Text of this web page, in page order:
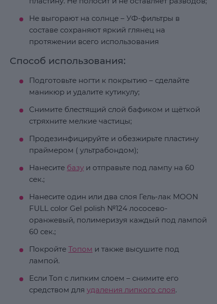
Не выгорают на солнце – УФ-фильтры в
составе сохраняют яркий глянец на
протяжении всего использования
Способ использования:
Подготовьте ногти к покрытию – сделайте
маникюр и удалите кутикулу;
Снимите блестящий слой бафиком и щёткой
стряхните мелкие частицы;
Продезинфицируйте и обезжирьте пластину
праймером ( ультрабондом);
Нанесите базу и отправьте под лампу на 60
сек.;
Нанесите один или два слоя Гель-лак MOON
FULL color Gel polish №124 лососево-
оранжевый, полимеризуя каждый под лампой
60 сек.;
Покройте Топом и также высушите под
лампой.
Если Топ с липким слоем – снимите его
средством для удаления липкого слоя.